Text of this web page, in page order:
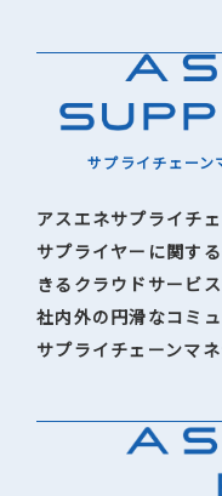
サプライチェーン
アスエネサプライチ
サプライヤーに関す
きるクラウドサービ
社内外の円滑なコミ
サプライチェーンマ